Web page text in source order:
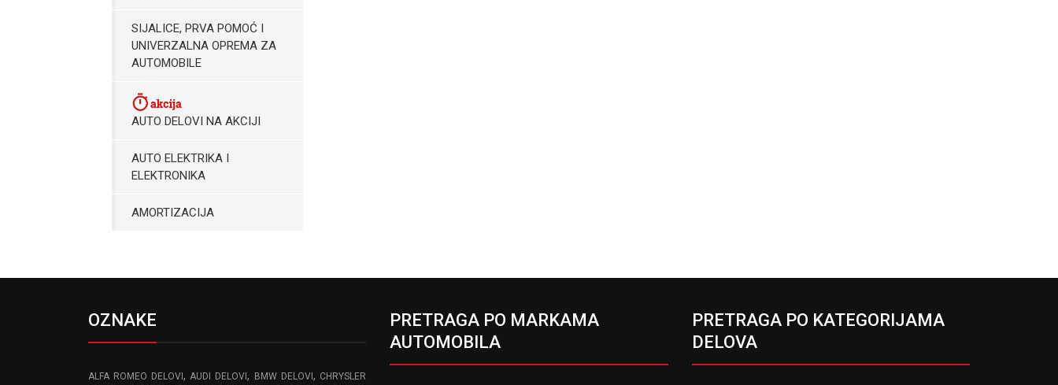
SIJALICE, PRVA POMOĆ I
UNIVERZALNA OPREMA ZA
AUTOMOBILE
AUTO DELOVI NA AKCIJI
AUTO ELEKTRIKA I
ELEKTRONIKA
AMORTIZACIJA
OZNAKE
ALFA ROMEO DELOVI ,AUDI DELOVI, BMW DELOVI , CHRYSLER
PRETRAGA PO MARKAMA
AUTOMOBILA
PRETRAGA PO KATEGORIJAMA
DELOVA